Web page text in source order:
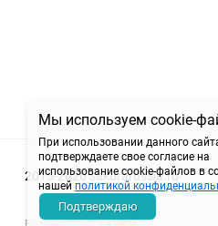
Мы используем cookie-
При использовании данного
подтверждаете свое согласие на
использование cookie-файлов в
нашейполитикой
Подтверждаю
2015-2026 sakurarussia.ru